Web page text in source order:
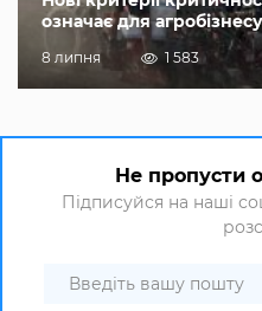
означає для агробізнесу
8 липня 1 583
Не пропусти
Підписуйся на наші